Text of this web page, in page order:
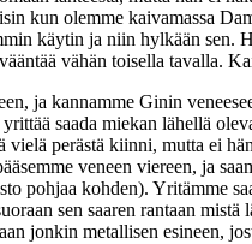
kun olemme kaivamassa
käytin ja niin hylkään
vähän toisella tavalla.
ja kannamme Ginin
saada miekan lähellä
perästä kiinni, mutta ei
veneen viereen, ja
pohjaa kohden). Yritämme
sen saaren rantaan
jonkin metallisen esineen,